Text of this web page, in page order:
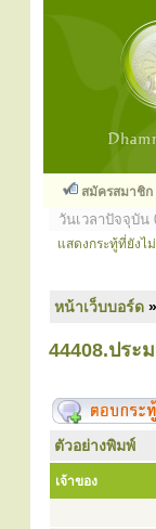
สมัครสมาชิก
วันเวลาปัจจุบัน
แสดงกระทู้ที่ยังไ
หน้าเว็บบอร์ด »
44408.ประ
ตัวอย่างพิมพ์
เจ้าของ